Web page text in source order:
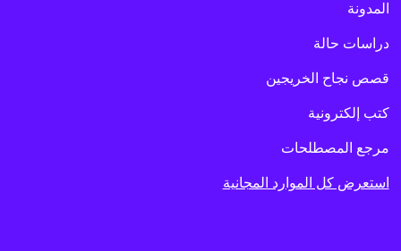
المدونة
دراسات حالة
قصص نجاح الخريجين
كتب إلكترونية
مرجع المصطلحات
استعرض كل الموارد المجانية